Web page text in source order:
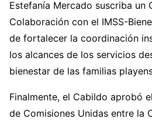
Estefanía Mercado suscriba un
Colaboración con el IMSS-
de fortalecer la coordinación
los alcances de los servicios
bienestar de las familias
Finalmente, el Cabildo aprobó
de Comisiones Unidas entre la